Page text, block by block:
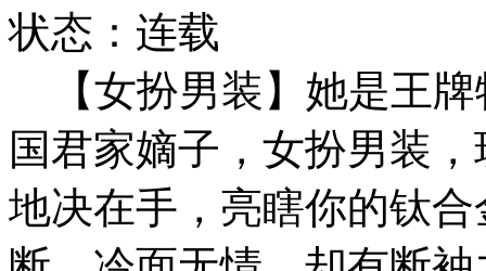
状态：连载
【女扮男装】她是王牌
国君家嫡子，女扮男装
地决在手，亮瞎你的钛